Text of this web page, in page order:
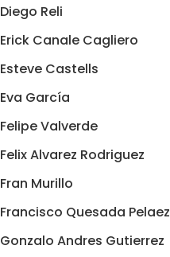
Diego Reli
Erick Canale Cagliero
Esteve Castells
Eva García
Felipe Valverde
Felix Alvarez Rodriguez
Fran Murillo
Francisco Quesada Pelaez
Gonzalo Andres Gutierrez